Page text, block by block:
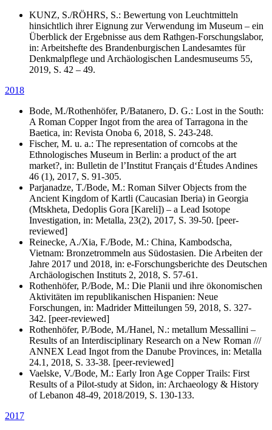
KUNZ, S./RÖHRS, S.: Bewertung von Leuchtmitteln
hinsichtlich ihrer Eignung zur Verwendung im Museum – ein
Überblick der Ergebnisse aus dem Rathgen-Forschungslabor,
in: Arbeitshefte des Brandenburgischen Landesamtes für
Denkmalpflege und Archäologischen Landesmuseums 55,
2019, S. 42 – 49.
2018
Bode, M./Rothenhöfer, P./Batanero, D. G.: Lost in the South:
A Roman Copper Ingot from the area of Tarragona in the
Baetica, in: Revista Onoba 6, 2018, S. 243-248.
Fischer, M. u. a.: The representation of corncobs at the
Ethnologisches Museum in Berlin: a product of the art
market?, in: Bulletin de l’Institut Français d‘Études Andines
46 (1), 2017, S. 91-305.
Parjanadze, T./Bode, M.: Roman Silver Objects from the
Ancient Kingdom of Kartli (Caucasian Iberia) in Georgia
(Mtskheta, Dedoplis Gora [Kareli]) – a Lead Isotope
Investigation, in: Metalla, 23(2), 2017, S. 39-50. [peer-
reviewed]
Reinecke, A./Xia, F./Bode, M.: China, Kambodscha,
Vietnam: Bronzetrommeln aus Südostasien. Die Arbeiten der
Jahre 2017 und 2018, in: e-Forschungsberichte des Deutschen
Archäologischen Instituts 2, 2018, S. 57-61.
Rothenhöfer, P./Bode, M.: Die Planii und ihre ökonomischen
Aktivitäten im republikanischen Hispanien: Neue
Forschungen, in: Madrider Mitteilungen 59, 2018, S. 327-
342. [peer-reviewed]
Rothenhöfer, P./Bode, M./Hanel, N.: metallum Messallini –
Results of an Interdisciplinary Research on a New Roman ///
ANNEX Lead Ingot from the Danube Provinces, in: Metalla
24.1, 2018, S. 33-38. [peer-reviewed]
Vaelske, V./Bode, M.: Early Iron Age Copper Trails: First
Results of a Pilot-study at Sidon, in: Archaeology & History
of Lebanon 48-49, 2018/2019, S. 130-133.
2017